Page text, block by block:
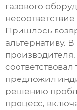
газового
Пришлось
альтернативу.
предложил
решению
процесс,